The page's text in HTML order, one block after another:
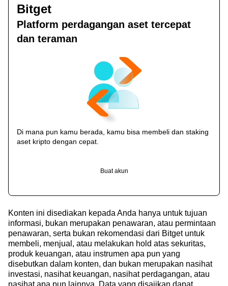
Bitget
Platform perdagangan aset tercepat
dan teraman
Di mana pun kamu berada, kamu bisa membeli dan staking
aset kripto dengan cepat.
Buat akun
Konten ini disediakan kepada Anda hanya untuk tujuan
informasi, bukan merupakan penawaran, atau permintaan
penawaran, serta bukan rekomendasi dari Bitget untuk
membeli, menjual, atau melakukan hold atas sekuritas,
produk keuangan, atau instrumen apa pun yang
disebutkan dalam konten, dan bukan merupakan nasihat
investasi, nasihat keuangan, nasihat perdagangan, atau
nasihat apa pun lainnya. Data yang disajikan dapat